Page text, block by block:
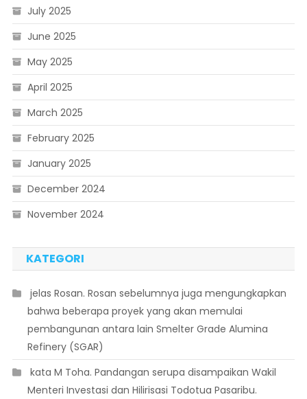
July 2025
June 2025
May 2025
April 2025
March 2025
February 2025
January 2025
December 2024
November 2024
KATEGORI
 jelas Rosan. Rosan sebelumnya juga mengungkapkan
bahwa beberapa proyek yang akan memulai
pembangunan antara lain Smelter Grade Alumina
Refinery (SGAR)
 kata M Toha. Pandangan serupa disampaikan Wakil
Menteri Investasi dan Hilirisasi Todotua Pasaribu.